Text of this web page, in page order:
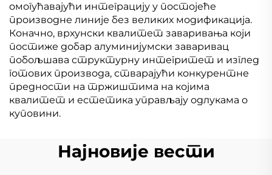
омогућавајући интеграцију у постојеће
производне линије без великих модификација.
Коначно, врхунски квалитет заваривања који
постиже добар алуминијумски заваривац
побољшава структурну интегритет и изглед
готових производа, стварајући конкурентне
предности на тржиштима на којима
квалитет и естетика управљају одлукама о
куповини.
Најновије вести